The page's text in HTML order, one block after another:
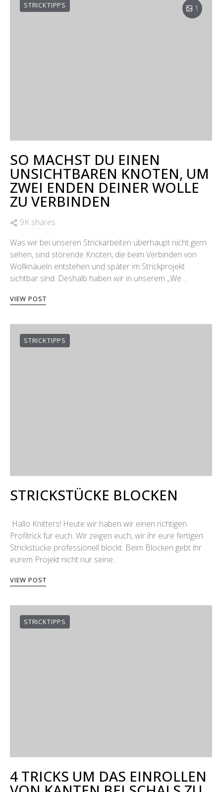
STRICKTIPPS 1
SO MACHST DU EINEN
UNSICHTBAREN KNOTEN, UM
ZWEI ENDEN DEINER WOLLE
ZU VERBINDEN
9K shares
Was wir bei unseren Strickarbeiten überhaupt nicht gern
sehen, sind störende Knoten, die beim Verbinden von
Wollknäueln entstehen und später im Strickprojekt
sichtbar sind. Deshalb haben wir in unserem „We…
VIEW POST
STRICKTIPPS
STRICKSTÜCKE BLOCKEN
Hallo Knitters! Heute wir haben wir einen richtigen
Profitrick für euch. Wir zeigen euch, wir ihr eure fertigen
Strickstücke professionell blockt. Beim Blocken gebt ihr
eurem Projekt nicht nur seine…
VIEW POST
STRICKTIPPS
4 TRICKS UM DAS EINROLLEN